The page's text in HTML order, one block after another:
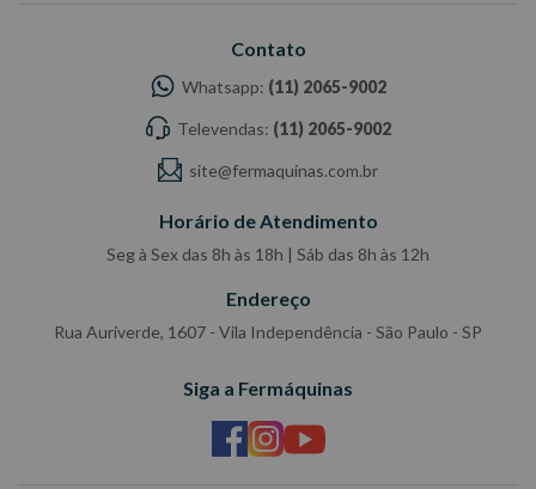
Contato
Whatsapp: (11) 2065-9002
Televendas: (11) 2065-9002
site@fermaquinas.com.br
Horário de Atendimento
Seg à Sex das 8h às 18h | Sáb das 8h às 12h
Endereço
Rua Auriverde, 1607 - Vila Independência - São Paulo - SP
Siga a Fermáquinas